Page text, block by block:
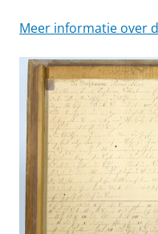
Meer informatie over